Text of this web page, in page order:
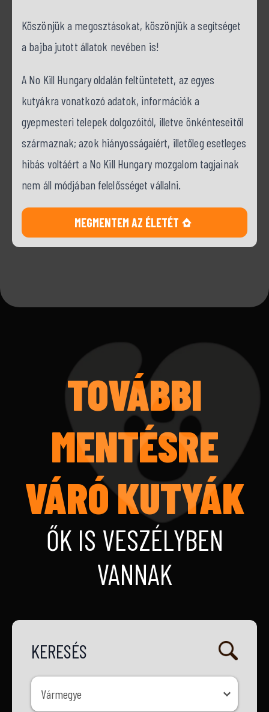
Köszönjük a megosztásokat, köszönjük a segítséget
a bajba jutott állatok nevében is!
A No Kill Hungary oldalán feltüntetett, az egyes
kutyákra vonatkozó adatok, információk a
gyepmesteri telepek dolgozóitól, illetve önkénteseitől
származnak; azok hiányosságaiért, illetőleg esetleges
hibás voltáért a No Kill Hungary mozgalom tagjainak
nem áll módjában felelősséget vállalni.
MEGMENTEM AZ ÉLETÉT
TOVÁBBI
MENTÉSRE
VÁRÓ KUTYÁK
ŐK IS VESZÉLYBEN
VANNAK
KERESÉS
Vármegye
Vármegye